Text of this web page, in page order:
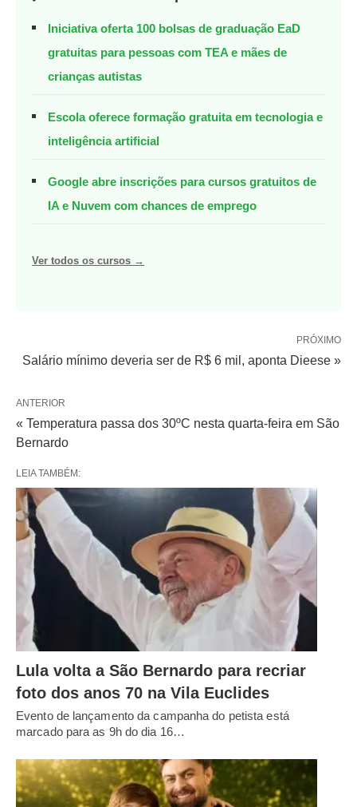
Iniciativa oferta 100 bolsas de graduação EaD
gratuitas para pessoas com TEA e mães de
crianças autistas
Escola oferece formação gratuita em tecnologia e
inteligência artificial
Google abre inscrições para cursos gratuitos de
IA e Nuvem com chances de emprego
Ver todos os cursos →
PRÓXIMO
Salário mínimo deveria ser de R$ 6 mil, aponta Dieese »
ANTERIOR
« Temperatura passa dos 30ºC nesta quarta-feira em São
Bernardo
LEIA TAMBÉM:
Lula volta a São Bernardo para recriar
foto dos anos 70 na Vila Euclides
Evento de lançamento da campanha do petista está
marcado para as 9h do dia 16…